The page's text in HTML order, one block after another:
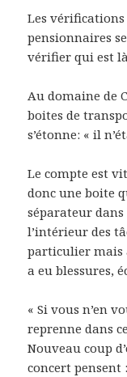
Les vérifications
pensionnaires
vérifier qui est
Au domaine de
boites de
s’étonne: « il
Le compte est
donc une boite
séparateur dans
l’intérieur des
particulier mais
a eu blessures,
« Si vous n’en
reprenne dans
Nouveau coup
concert pensent